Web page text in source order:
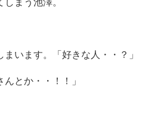
います。「好きな人・・？」
とか・・！！」